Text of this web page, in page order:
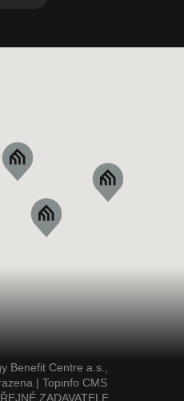
Benefit Centre a.s.,
| Topinfo CMS
ZADAVATELE,